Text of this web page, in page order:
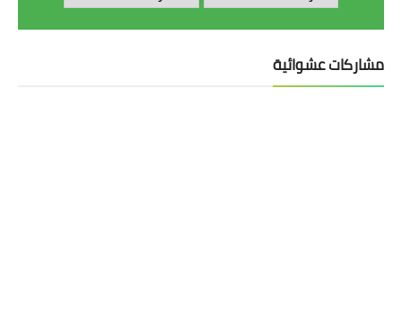
مشاركات عشوائية